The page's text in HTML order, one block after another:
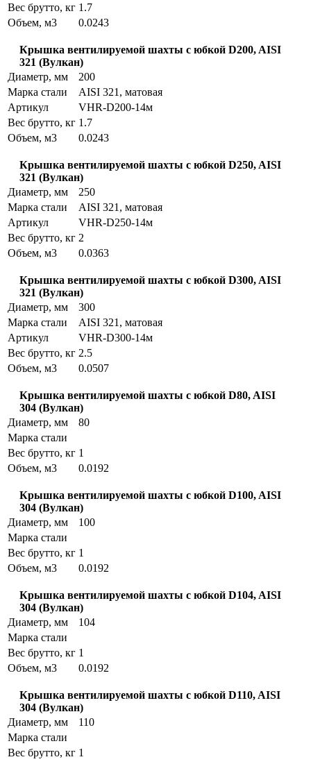
Вес брутто, кг 1.7
Объем, м3
0.0243
Крышка вентилируемой шахты с юбкой D200, AISI
321 (Вулкан)
Диаметр, мм
200
Марка стали
AISI 321, матовая
Артикул
VHR-D200-14м
Вес брутто, кг 1.7
Объем, м3
0.0243
Крышка вентилируемой шахты с юбкой D250, AISI
321 (Вулкан)
Диаметр, мм
250
Марка стали
AISI 321, матовая
Артикул
VHR-D250-14м
Вес брутто, кг 2
Объем, м3
0.0363
Крышка вентилируемой шахты с юбкой D300, AISI
321 (Вулкан)
Диаметр, мм
300
Марка стали
AISI 321, матовая
Артикул
VHR-D300-14м
Вес брутто, кг 2.5
Объем, м3
0.0507
Крышка вентилируемой шахты с юбкой D80, AISI
304 (Вулкан)
Диаметр, мм
80
Марка стали
Вес брутто, кг 1
Объем, м3
0.0192
Крышка вентилируемой шахты с юбкой D100, AISI
304 (Вулкан)
Диаметр, мм
100
Марка стали
Вес брутто, кг 1
Объем, м3
0.0192
Крышка вентилируемой шахты с юбкой D104, AISI
304 (Вулкан)
Диаметр, мм
104
Марка стали
Вес брутто, кг 1
Объем, м3
0.0192
Крышка вентилируемой шахты с юбкой D110, AISI
304 (Вулкан)
Диаметр, мм
110
Марка стали
Вес брутто, кг 1